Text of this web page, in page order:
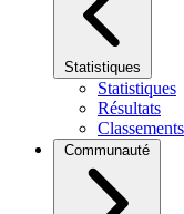
Statistiques
Statistiques
Résultats
Classements
Communauté